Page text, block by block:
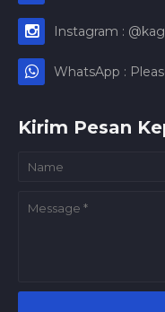
Instagram :
WhatsApp :
Kirim Pesan